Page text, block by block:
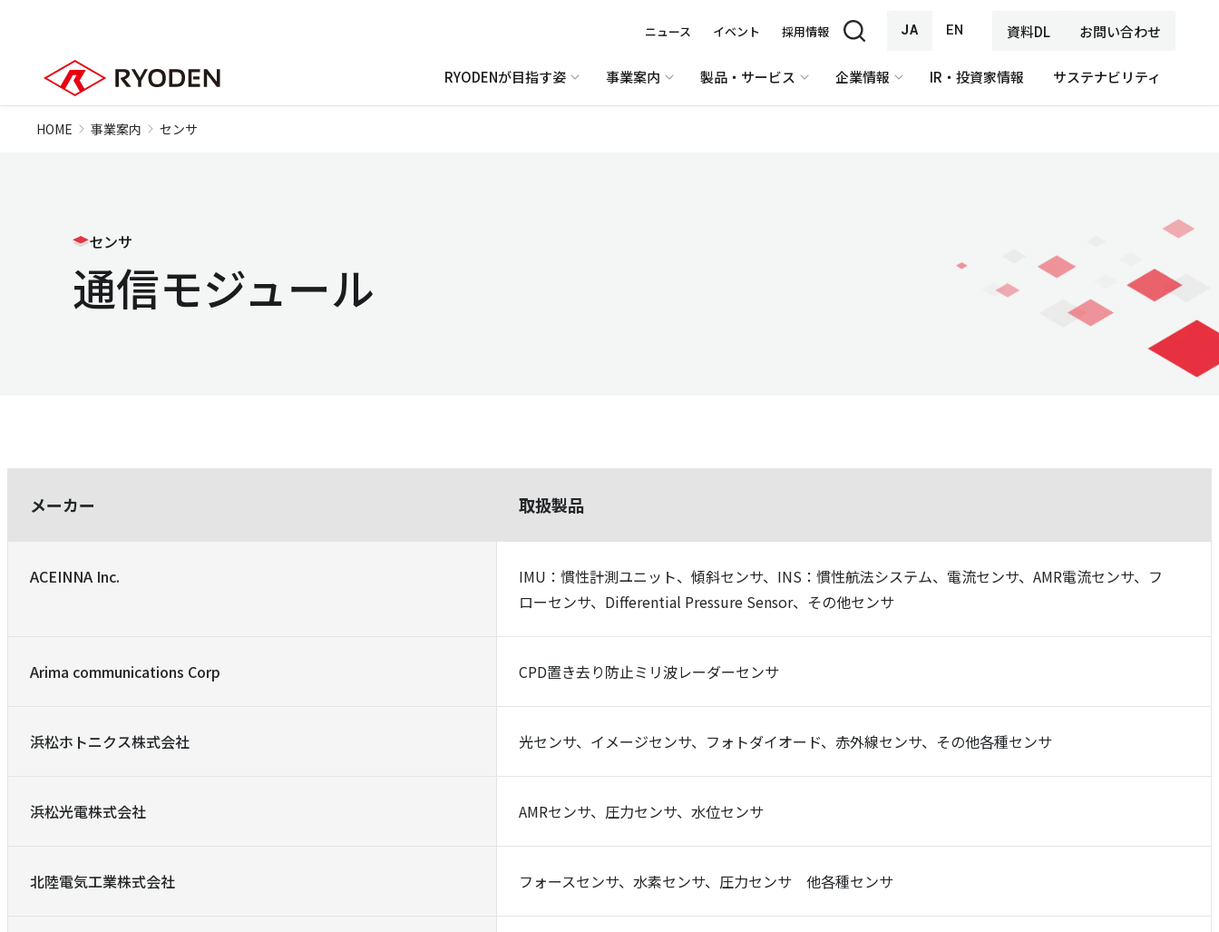
ニュース イベント 採用情報 JA EN 資料DL お問い合わせ
RYODENが目指す姿 事業案内 製品・サービス 企業情報 IR・投資家情報 サステナビリティ
HOME 事業案内 センサ
センサ
通信モジュール
メーカー 取扱製品
ACEINNA Inc.
IMU：慣性計測ユニット、傾斜センサ、INS：慣性航法システム、電流センサ、AMR電流センサ、フ
ローセンサ、Differential Pressure Sensor、その他センサ
Arima communications Corp CPD置き去り防止ミリ波レーダーセンサ
浜松ホトニクス株式会社 光センサ、イメージセンサ、フォトダイオード、赤外線センサ、その他各種センサ
浜松光電株式会社 AMRセンサ、圧力センサ、水位センサ
北陸電気工業株式会社 フォースセンサ、水素センサ、圧力センサ 他各種センサ